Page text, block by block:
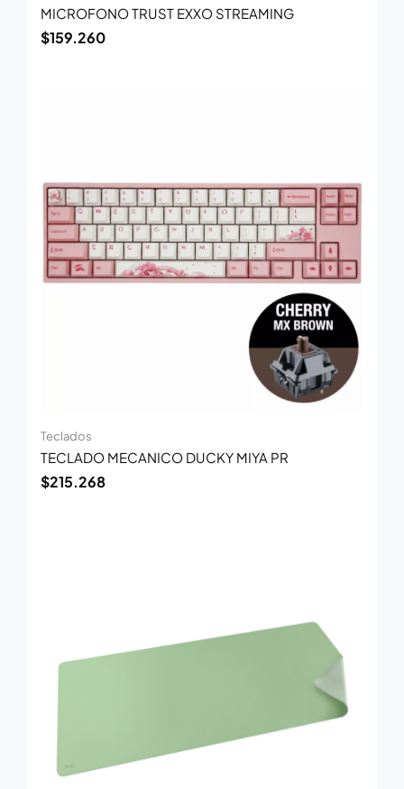
MICROFONO TRUST EXXO STREAMING
$159.260
Teclados
TECLADO MECANICO DUCKY MIYA PR
$215.268